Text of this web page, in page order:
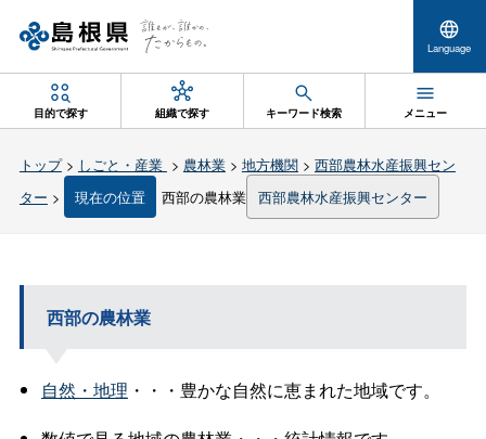
Language
目的で探す 組織で探す キーワード検索 メニュー
トップ> しごと・産業 > 農林業> 地方機関> 西部農林水産振興セン
ター > 現在の位置 西部の農林業 西部農林水産振興センター
西部の農林業
自然・地理 ・・・豊かな自然に恵まれた地域です。